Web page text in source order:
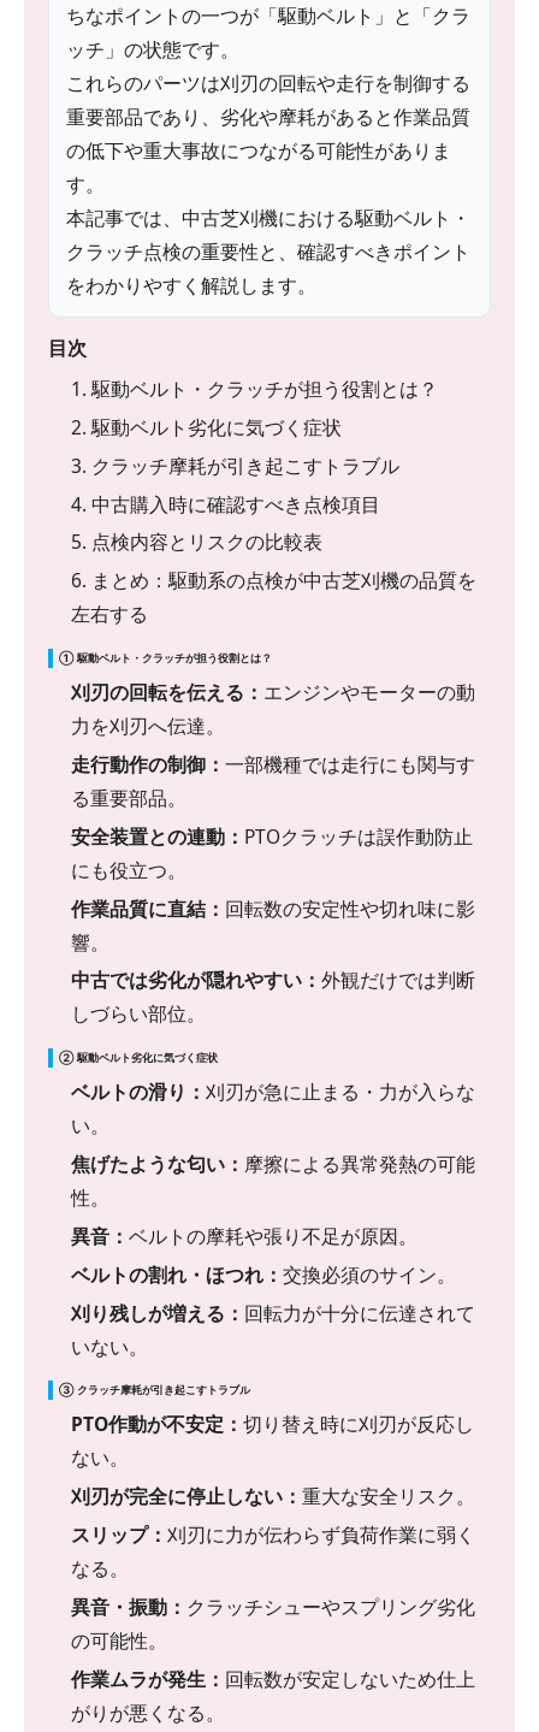
ちなポイントの一つが「駆動ベルト」と「クラ
ッチ」の状態です。
これらのパーツは刈刃の回転や走行を制御する
重要部品であり、劣化や摩耗があると作業品質
の低下や重大事故につながる可能性がありま
す。
本記事では、中古芝刈機における駆動ベルト・
クラッチ点検の重要性と、確認すべきポイント
をわかりやすく解説します。
目次
1. 駆動ベルト・クラッチが担う役割とは？
2. 駆動ベルト劣化に気づく症状
3. クラッチ摩耗が引き起こすトラブル
4. 中古購入時に確認すべき点検項目
5. 点検内容とリスクの比較表
6. まとめ：駆動系の点検が中古芝刈機の品質を
左右する
① 駆動ベルト・クラッチが担う役割とは？
刈刃の回転を伝える： エンジンやモーターの動
力を刈刃へ伝達。
走行動作の制御： 一部機種では走行にも関与す
る重要部品。
安全装置との連動： PTOクラッチは誤作動防止
にも役立つ。
作業品質に直結： 回転数の安定性や切れ味に影
響。
中古では劣化が隠れやすい： 外観だけでは判断
しづらい部位。
② 駆動ベルト劣化に気づく症状
ベルトの滑り： 刈刃が急に止まる・力が入らな
い。
焦げたような匂い： 摩擦による異常発熱の可能
性。
異音： ベルトの摩耗や張り不足が原因。
ベルトの割れ・ほつれ： 交換必須のサイン。
刈り残しが増える： 回転力が十分に伝達されて
いない。
③ クラッチ摩耗が引き起こすトラブル
PTO作動が不安定： 切り替え時に刈刃が反応し
ない。
刈刃が完全に停止しない： 重大な安全リスク。
スリップ： 刈刃に力が伝わらず負荷作業に弱く
なる。
異音・振動： クラッチシューやスプリング劣化
の可能性。
作業ムラが発生： 回転数が安定しないため仕上
がりが悪くなる。